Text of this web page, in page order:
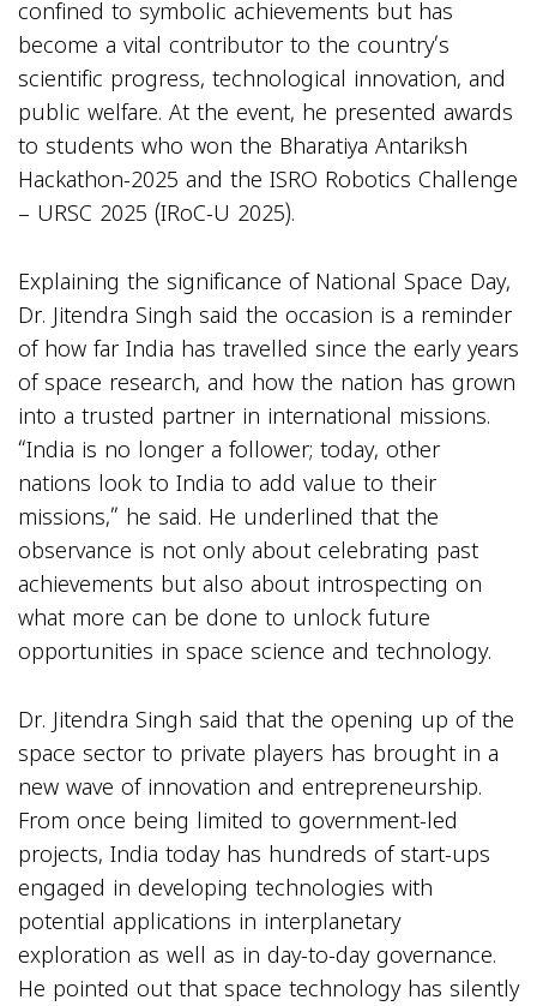
confined to symbolic achievements but has
become a vital contributor to the country’s
scientific progress, technological innovation, and
public welfare. At the event, he presented awards
to students who won the Bharatiya Antariksh
Hackathon-2025 and the ISRO Robotics Challenge
– URSC 2025 (IRoC-U 2025).
Explaining the significance of National Space Day,
Dr. Jitendra Singh said the occasion is a reminder
of how far India has travelled since the early years
of space research, and how the nation has grown
into a trusted partner in international missions.
“India is no longer a follower; today, other
nations look to India to add value to their
missions,” he said. He underlined that the
observance is not only about celebrating past
achievements but also about introspecting on
what more can be done to unlock future
opportunities in space science and technology.
Dr. Jitendra Singh said that the opening up of the
space sector to private players has brought in a
new wave of innovation and entrepreneurship.
From once being limited to government-led
projects, India today has hundreds of start-ups
engaged in developing technologies with
potential applications in interplanetary
exploration as well as in day-to-day governance.
He pointed out that space technology has silently